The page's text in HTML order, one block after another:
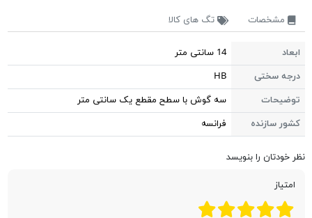
مشخصات تگ های کالا
ابعاد
14 سانتی متر
درجه سختی
HB
توضیحات
سه گوش با سطح مقطع یک سانتی متر
کشور سازنده
فرانسه
نظر خودتان را بنویسد
امتیاز